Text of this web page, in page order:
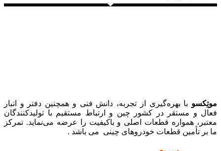
موتِکسو با بهره‌گیری از تجربه، دانش فنی و همچنین دفتر و انبار
فعال و مستقر در کشور چین و ارتباط مستقیم با تولیدکنندگان
معتبر، همواره قطعات اصلی و باکیفیت را عرضه می‌نماید. تمرکز
ما بر تأمین قطعات خودروهای چینی می باشد .